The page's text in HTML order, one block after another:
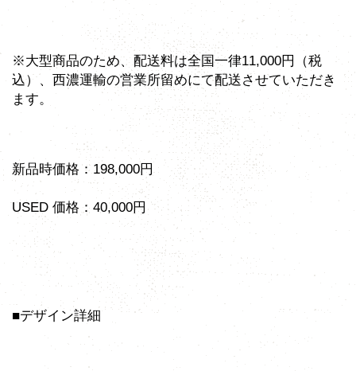
※大型商品のため、配送料は全国一律11,000円（税
込）、西濃運輸の営業所留めにて配送させていただき
ます。
新品時価格：198,000円
USED 価格：40,000円
■デザイン詳細